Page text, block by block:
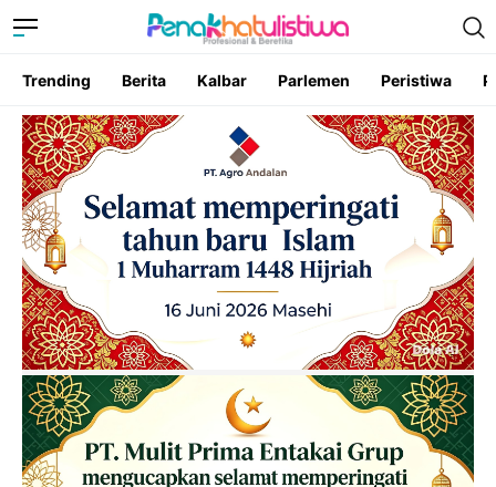
Trending Berita Kalbar Parlemen Peristiwa